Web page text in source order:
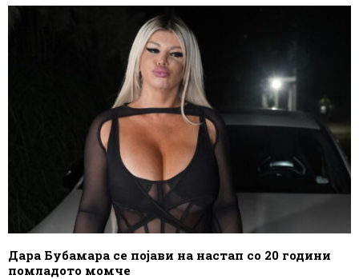
Дара Бубамара се појави на настап со 20 години
помладото момче